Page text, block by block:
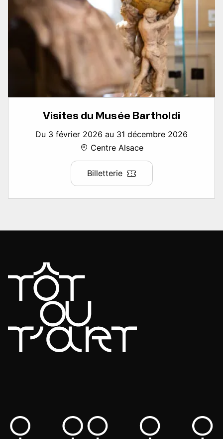
Visites du Musée Bartholdi
Du 3 février 2026 au 31 décembre 2026
Centre Alsace
Billetterie